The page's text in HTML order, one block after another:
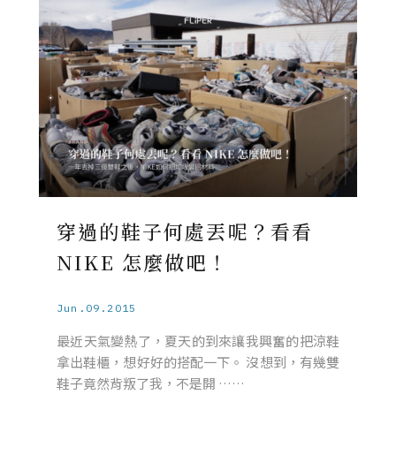
穿過的鞋子何處丟呢？看看
NIKE 怎麼做吧！
Jun.09.2015
最近天氣變熱了，夏天的到來讓我興奮的把涼鞋
拿出鞋櫃，想好好的搭配一下。 沒想到，有幾雙
鞋子竟然背叛了我，不是開 ……